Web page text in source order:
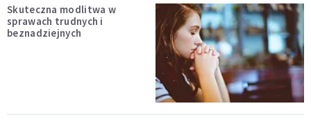
Skuteczna modlitwa w
sprawach trudnych i
beznadziejnych